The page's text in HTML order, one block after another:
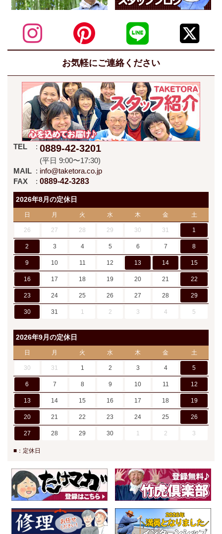
お気軽にご連絡ください
TEL 0889-42-3201
(平日 9:00〜17:30)
MAIL
info@taketora.co.jp
FAX
0889-42-3283
2026年8月の定休日
日 月 火 水 木 金 土
26 27 28 29 30 31 1
2 3 4 5 6 7 8
9 10 11 12 13 14 15
16 17 18 19 20 21 22
23 24 25 26 27 28 29
30 31 1 2 3 4 5
2026年9月の定休日
日 月 火 水 木 金 土
30 31 1 2 3 4 5
6 7 8 9 10 11 12
13 14 15 16 17 18 19
20 21 22 23 24 25 26
27 28 29 30 1 2 3
■：定休日